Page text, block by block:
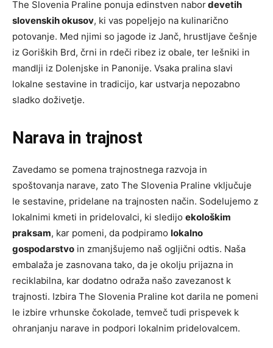
The Slovenia Praline ponuja edinstven nabordevetih
slovenskih okusov, ki vas popeljejo na kulinarično
potovanje. Med njimi so jagode iz Janč, hrustljave češnje
iz Goriških Brd, črni in rdeči ribez iz obale, ter lešniki in
mandlji iz Dolenjske in Panonije. Vsaka pralina slavi
lokalne sestavine in tradicijo, kar ustvarja nepozabno
sladko doživetje.
Narava in trajnost
Zavedamo se pomena trajnostnega razvoja in
spoštovanja narave, zato The Slovenia Praline vključuje
le sestavine, pridelane na trajnosten način. Sodelujemo z
lokalnimi kmeti in pridelovalci, ki sledijo ekološkim
praksam, kar pomeni, da podpiramo lokalno
gospodarstvo in zmanjšujemo naš ogljični odtis. Naša
embalaža je zasnovana tako, da je okolju prijazna in
reciklabilna, kar dodatno odraža našo zavezanost k
trajnosti. Izbira The Slovenia Praline kot darila ne pomeni
le izbire vrhunske čokolade, temveč tudi prispevek k
ohranjanju narave in podpori lokalnim pridelovalcem.